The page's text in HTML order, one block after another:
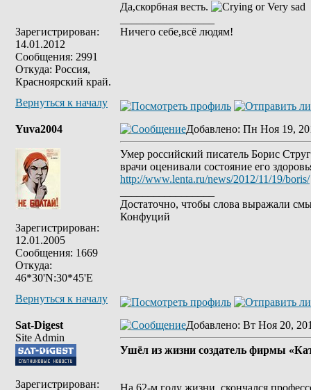
Зарегистрирован:
14.01.2012
Сообщения: 2991
Откуда: Россия,
Красноярский край.
Да,скорбная весть.
Ничего себе,всё людям!
Вернуться к началу
Yuva2004
Зарегистрирован:
12.01.2005
Сообщения: 1669
Откуда:
46*30'N:30*45'E
Добавлено: Пн Ноя 19,
Умер российский писатель Борис
врачи оценивали состояние его
http://www.lenta.ru/news/2012/11/19/boris/
Достаточно, чтобы слова выражали
Конфуций
Вернуться к началу
Sat-Digest
Site Admin
Зарегистрирован:
Добавлено: Вт Ноя 20,
Ушёл из жизни создатель фирмы
На 62-м году жизни, скончался